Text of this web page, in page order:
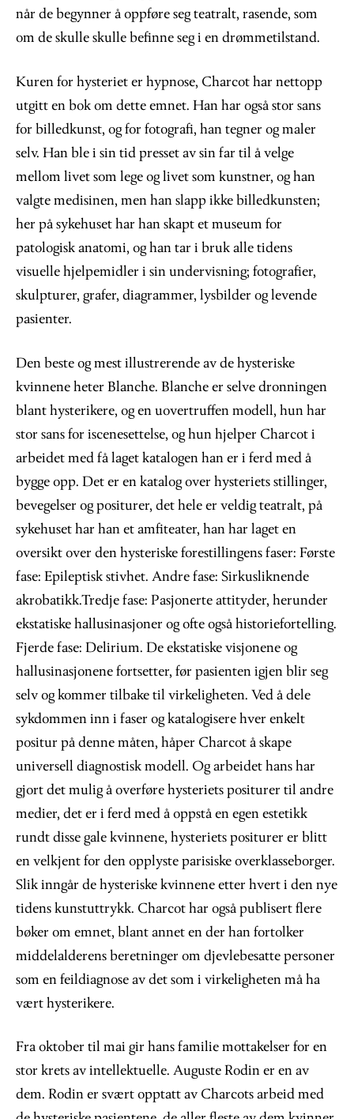
når de begynner å oppføre seg teatralt, rasende, som
om de skulle skulle befinne seg i en drømmetilstand.
Kuren for hysteriet er hypnose, Charcot har nettopp
utgitt en bok om dette emnet. Han har også stor sans
for billedkunst, og for fotografi, han tegner og maler
selv. Han ble i sin tid presset av sin far til å velge
mellom livet som lege og livet som kunstner, og han
valgte medisinen, men han slapp ikke billedkunsten;
her på sykehuset har han skapt et museum for
patologisk anatomi, og han tar i bruk alle tidens
visuelle hjelpemidler i sin undervisning; fotografier,
skulpturer, grafer, diagrammer, lysbilder og levende
pasienter.
Den beste og mest illustrerende av de hysteriske
kvinnene heter Blanche. Blanche er selve dronningen
blant hysterikere, og en uovertruffen modell, hun har
stor sans for iscenesettelse, og hun hjelper Charcot i
arbeidet med få laget katalogen han er i ferd med å
bygge opp. Det er en katalog over hysteriets stillinger,
bevegelser og positurer, det hele er veldig teatralt, på
sykehuset har han et amfiteater, han har laget en
oversikt over den hysteriske forestillingens faser: Første
fase: Epileptisk stivhet. Andre fase: Sirkusliknende
akrobatikk.Tredje fase: Pasjonerte attityder, herunder
ekstatiske hallusinasjoner og ofte også historiefortelling.
Fjerde fase: Delirium. De ekstatiske visjonene og
hallusinasjonene fortsetter, før pasienten igjen blir seg
selv og kommer tilbake til virkeligheten. Ved å dele
sykdommen inn i faser og katalogisere hver enkelt
positur på denne måten, håper Charcot å skape
universell diagnostisk modell. Og arbeidet hans har
gjort det mulig å overføre hysteriets positurer til andre
medier, det er i ferd med å oppstå en egen estetikk
rundt disse gale kvinnene, hysteriets positurer er blitt
en velkjent for den opplyste parisiske overklasseborger.
Slik inngår de hysteriske kvinnene etter hvert i den nye
tidens kunstuttrykk. Charcot har også publisert flere
bøker om emnet, blant annet en der han fortolker
middelalderens beretninger om djevlebesatte personer
som en feildiagnose av det som i virkeligheten må ha
vært hysterikere.
Fra oktober til mai gir hans familie mottakelser for en
stor krets av intellektuelle. Auguste Rodin er en av
dem. Rodin er svært opptatt av Charcots arbeid med